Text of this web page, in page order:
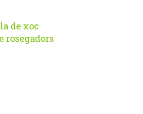
de xoc
rosegadors